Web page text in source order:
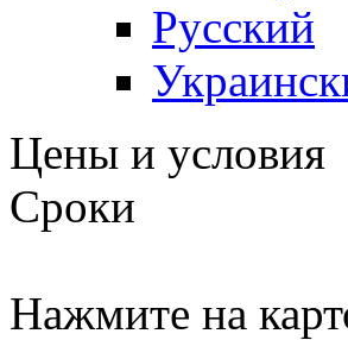
Русский
Цены и условия
Сроки
Нажмите на